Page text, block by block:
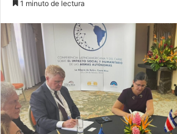
1 minuto de lectura